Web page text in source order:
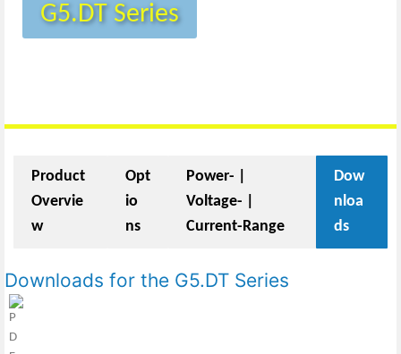
G5.DT Series
Product
Overvie
w
Opt
io
ns
Power- |
Voltage- |
Current-Range
Dow
nloa
ds
Downloads for the G5.DT Series